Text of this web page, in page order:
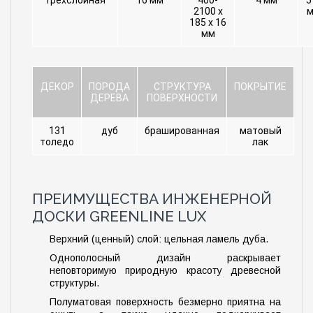
2100 х
185 х 16
мм
ДЕКОР
ПОРОДА
ДЕРЕВА
СТРУКТУРА
ПОВЕРХНОСТИ
ПОКРЫТИЕ
131
толедо
дуб брашированная
матовый
лак
ПРЕИМУЩЕСТВА ИНЖЕНЕРНОЙ
ДОСКИ GREENLINE LUX
Верхний (ценный) слой: цельная ламель дуба.
Однополосный дизайн раскрывает
неповторимую природную красоту древесной
структуры.
Полуматовая поверхность безмерно приятна на